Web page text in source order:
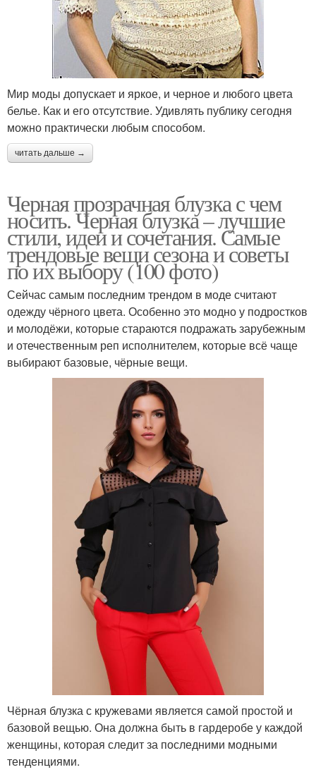
Мир моды допускает и яркое, и черное и любого цвета
белье. Как и его отсутствие. Удивлять публику сегодня
можно практически любым способом.
читать дальше →
Черная прозрачная блузка с чем
носить. Черная блузка – лучшие
стили, идеи и сочетания. Самые
трендовые вещи сезона и советы
по их выбору (100 фото)
Сейчас самым последним трендом в моде считают
одежду чёрного цвета. Особенно это модно у подростков
и молодёжи, которые стараются подражать зарубежным
и отечественным реп исполнителем, которые всё чаще
выбирают базовые, чёрные вещи.
Чёрная блузка с кружевами является самой простой и
базовой вещью. Она должна быть в гардеробе у каждой
женщины, которая следит за последними модными
тенденциями.